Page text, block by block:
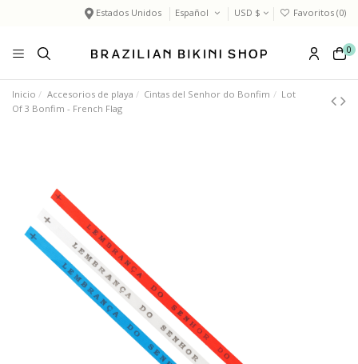
Estados Unidos Español USD $ Favoritos (0)
0
Inicio Accesorios de playa Cintas del Senhor do Bonfim
Lot
Of 3 Bonfim - French Flag